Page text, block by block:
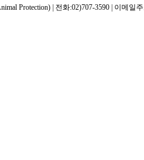
Protection) | 전화:02)707-3590 | 이메일